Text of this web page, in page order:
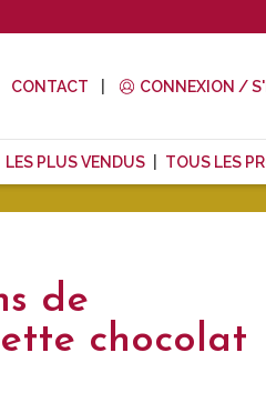
CONTACT CONNEXION /
LES PLUS VENDUS TOUS LES
de
chocolat